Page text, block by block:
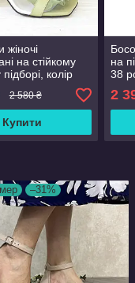
жіночі
на стійкому
колір
2 580 ₴
Купити
на
38
2
–31%